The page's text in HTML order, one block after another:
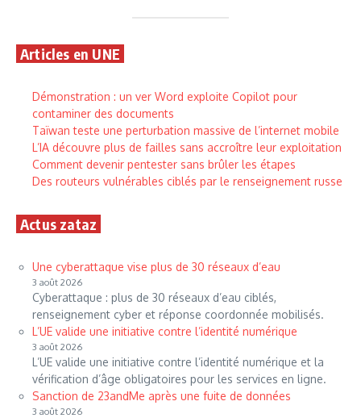
Articles en UNE
Démonstration : un ver Word exploite Copilot pour
contaminer des documents
Taïwan teste une perturbation massive de l’internet mobile
L’IA découvre plus de failles sans accroître leur exploitation
Comment devenir pentester sans brûler les étapes
Des routeurs vulnérables ciblés par le renseignement russe
Actus zataz
Une cyberattaque vise plus de 30 réseaux d’eau
3 août 2026
Cyberattaque : plus de 30 réseaux d’eau ciblés,
renseignement cyber et réponse coordonnée mobilisés.
L’UE valide une initiative contre l’identité numérique
3 août 2026
L’UE valide une initiative contre l’identité numérique et la
vérification d’âge obligatoires pour les services en ligne.
Sanction de 23andMe après une fuite de données
3 août 2026